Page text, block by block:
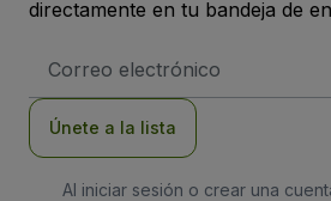
directamente en tu bandeja de
de
Únete a la lista
Al iniciar sesión o crear una